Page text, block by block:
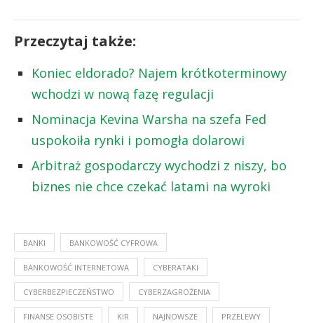
Przeczytaj także:
Koniec eldorado? Najem krótkoterminowy
wchodzi w nową fazę regulacji
Nominacja Kevina Warsha na szefa Fed
uspokoiła rynki i pomogła dolarowi
Arbitraż gospodarczy wychodzi z niszy, bo
biznes nie chce czekać latami na wyroki
BANKI BANKOWOŚĆ CYFROWA
BANKOWOŚĆ INTERNETOWA CYBERATAKI
CYBERBEZPIECZEŃSTWO CYBERZAGROŻENIA
FINANSE OSOBISTE KIR NAJNOWSZE PRZELEWY